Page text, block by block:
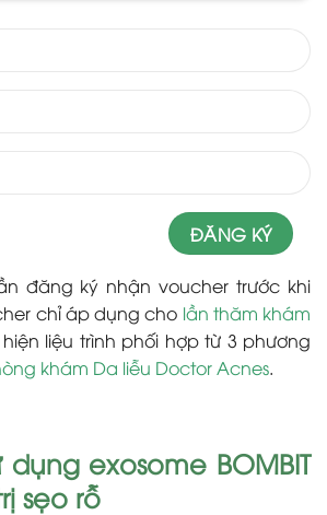
đăng ký nhận voucher trước khi
chỉ áp dụng cho lần thăm khám
liệu trình phối hợp từ 3 phương
khám Da liễu Doctor Acnes.
dụng exosome BOMBIT
sẹo rỗ